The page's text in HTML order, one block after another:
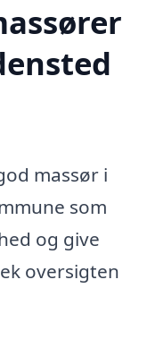
massør i
som
og give
oversigten